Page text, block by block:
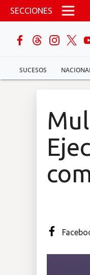
Pasar al contenido
SECCIONES
SUCESOS
buscar
Sucesos